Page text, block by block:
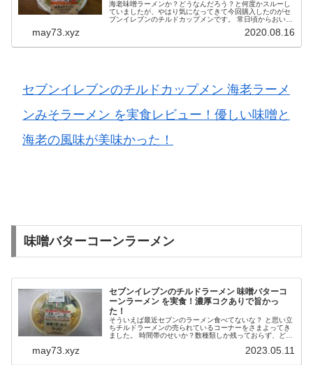
海老味噌ラーメンか？どうなんだろう？と何度かスルーし
ていましたが、やはり気になってきて今回購入したのがセ
ブンイレブンのチルドカップメンです。 常日頃からおいし
may73.xyz 2020.08.16
セブンイレブンのチルドカップメン 海老ラーメ
ンみそラーメン を実食レビュー！優しい味噌と
海老の風味が美味かった！
味噌バターコーンラーメン
セブンイレブンのチルドラーメン 味噌バターコ
ーンラーメン を実食！濃厚コクありで旨かっ
た！
そういえば最近セブンのラーメン食べてないな？ と思い立
ちチルドラーメンの売られているコーナーをさまよってき
ました。 時間帯のせいか？数種類しか残っておらず、どう
may73.xyz 2023.05.11